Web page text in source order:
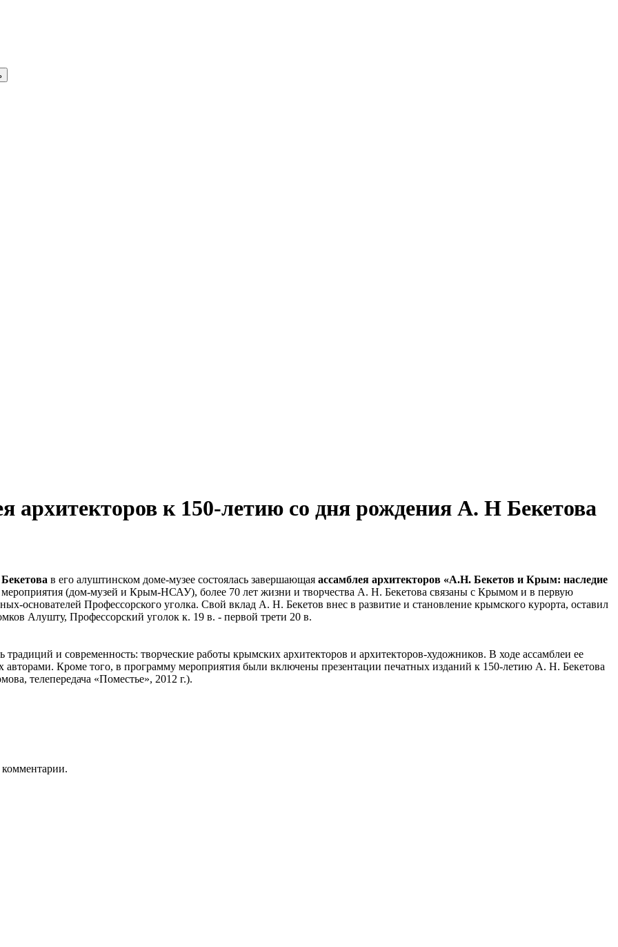
архитекторов к 150-летию со дня рождения А. Н Бекетова
в его алуштинском доме-музее состоялась завершающая ассамблея архитекторов «А.Н. Бекетов и Крым: наследие
мероприятия (дом-музей и Крым-НСАУ), более 70 лет жизни и творчества А. Н. Бекетова связаны с Крымом и в первую
основателей Профессорского уголка. Свой вклад А. Н. Бекетов внес в развитие и становление крымского курорта, оставил
Алушту, Профессорский уголок к. 19 в. - первой трети 20 в.
и современность: творческие работы крымских архитекторов и архитекторов-художников. В ходе ассамблеи ее
авторами. Кроме того, в программу мероприятия были включены презентации печатных изданий к 150-летию А. Н. Бекетова
телепередача «Поместье», 2012 г.).
комментарии.